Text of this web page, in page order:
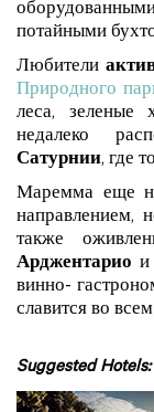
потайными
Любители
Природного
леса, зеленые
недалеко
Сатурнии, где
Маремма еще
направлением,
также
Арджентарио
винно-
славится во
Suggested Hotels: